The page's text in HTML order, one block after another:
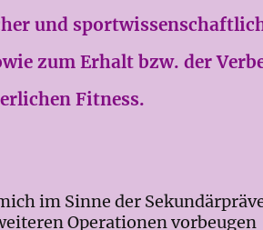
und
zum Erhalt bzw. der
Fitness.
im Sinne der
Operationen vorbeugen